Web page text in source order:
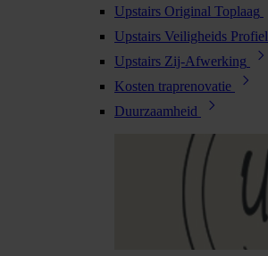
Upstairs Original Toplaag
Upstairs Veiligheids Profiel
Upstairs Zij-Afwerking
Kosten traprenovatie
Duurzaamheid